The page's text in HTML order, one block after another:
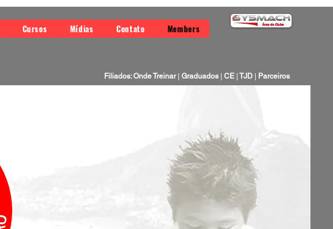
Cursos Mídias Contato Members
Filiados: Onde Treinar| Graduados CE TJD Parceiros